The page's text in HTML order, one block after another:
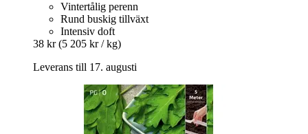
Vintertålig perenn
Rund buskig tillväxt
Intensiv doft
38 kr (5 205 kr / kg)
Leverans till 17. augusti